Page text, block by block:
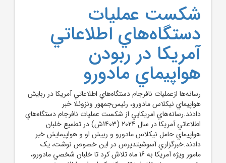
شکست عمليات
دستگاه‌هاي اطلاعاتي
آمريکا در ربودن
هواپيماي مادورو
رسانه‌ها ازعمليات نافرجام دستگاه‌هاي اطلاعاتي آمريکا در ربايش
هواپيماي نيکلاس مادورو، رئيس‌جمهور ونزوئلا خبر
دادند.رسانه‌هاي امريکايي از شکست عمليات نافرجام دستگاه‌هاي
اطلاعاتي آمريکا در سال 2024 (1403ش) در تطميع خلبان
هواپيماي حامل نيکلاس مادورو و ربيش او و هواپيمايش خبر
دادند.خبرگزاري آسوشيتدپرس در اين خصوص نوشت، يک
مامور ويژه آمريکا به 16 ماه تلاش کرد تا خلبان شخصي مادورو،